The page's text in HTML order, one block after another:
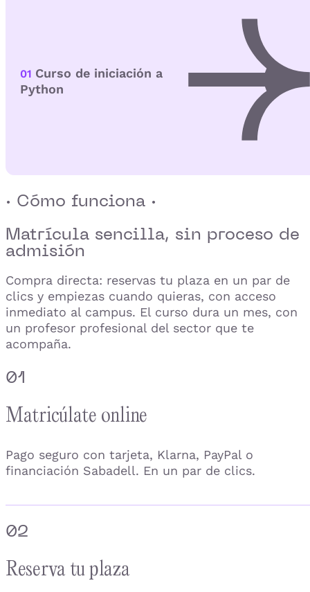
01 Curso de iniciación a
Python
· Cómo funciona ·
Matrícula sencilla, sin proceso de
admisión
Compra directa: reservas tu plaza en un par de
clics y empiezas cuando quieras, con acceso
inmediato al campus. El curso dura un mes, con
un profesor profesional del sector que te
acompaña.
01
Matricúlate online
Pago seguro con tarjeta, Klarna, PayPal o
financiación Sabadell. En un par de clics.
02
Reserva tu plaza